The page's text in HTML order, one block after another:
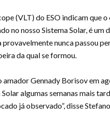
(VLT) do ESO indicam que
no nosso Sistema Solar, é um
nunca passou
da qual se formou.
Gennady Borisov em
algumas semanas mais
já observado”, disse